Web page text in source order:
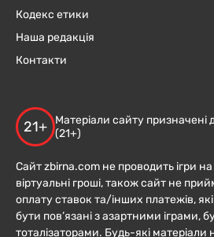
Кодекс етики
Наша редакція
Контакти
21+
Матеріали сайту призначені
(21+)
Сайт zbirna.com не проводить ігри
віртуальні гроші, також сайт не
оплату ставок та/інших платежів,
бути пов’язані з азартними іграми,
тоталізаторами. Будь-які